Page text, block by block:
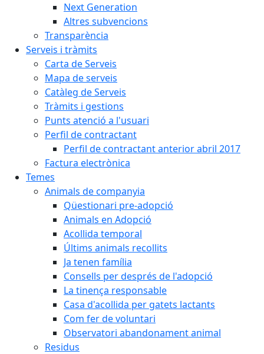
Next Generation
Altres subvencions
Transparència
Serveis i tràmits
Carta de Serveis
Mapa de serveis
Catàleg de Serveis
Tràmits i gestions
Punts atenció a l'usuari
Perfil de contractant
Perfil de contractant anterior abril 2017
Factura electrònica
Temes
Animals de companyia
Qüestionari pre-adopció
Animals en Adopció
Acollida temporal
Últims animals recollits
Ja tenen família
Consells per després de l'adopció
La tinença responsable
Casa d'acollida per gatets lactants
Com fer de voluntari
Observatori abandonament animal
Residus